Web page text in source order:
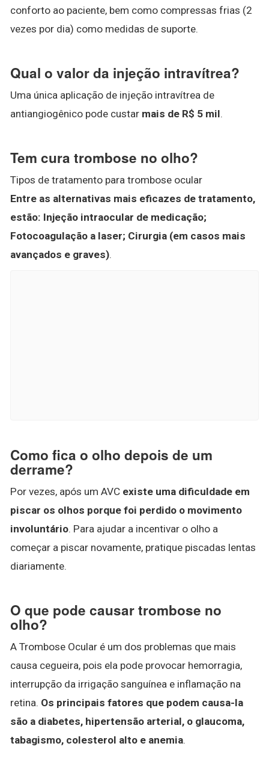
conforto ao paciente, bem como compressas frias (2
vezes por dia) como medidas de suporte.
Qual o valor da injeção intravítrea?
Uma única aplicação de injeção intravítrea de
antiangiogênico pode custar mais de R$ 5 mil.
Tem cura trombose no olho?
Tipos de tratamento para trombose ocular
Entre as alternativas mais eficazes de tratamento,
estão: Injeção intraocular de medicação;
Fotocoagulação a laser; Cirurgia (em casos mais
avançados e graves).
Como fica o olho depois de um
derrame?
Por vezes, após um AVC existe uma dificuldade em
piscar os olhos porque foi perdido o movimento
involuntário. Para ajudar a incentivar o olho a
começar a piscar novamente, pratique piscadas lentas
diariamente.
O que pode causar trombose no
olho?
A Trombose Ocular é um dos problemas que mais
causa cegueira, pois ela pode provocar hemorragia,
interrupção da irrigação sanguínea e inflamação na
retina. Os principais fatores que podem causa-la
são a diabetes, hipertensão arterial, o glaucoma,
tabagismo, colesterol alto e anemia.